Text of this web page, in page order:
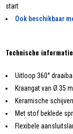
start
Ook beschikbaar
Technische
Uitloop 360°
Kraangat van Ø 35
Keramische schijven
Met stof beklede
Flexibele